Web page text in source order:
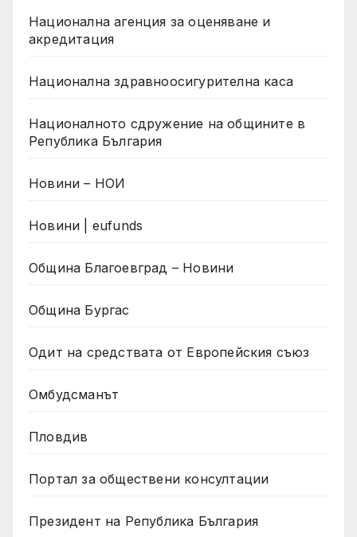
Национална агенция за оценяване и
акредитация
Национална здравноосигурителна каса
Националното сдружение на общините в
Република България
Новини – НОИ
Новини | eufunds
Община Благоевград – Новини
Община Бургас
Одит на средствата от Европейския съюз
Омбудсманът
Пловдив
Портал за обществени консултации
Президент на Република България